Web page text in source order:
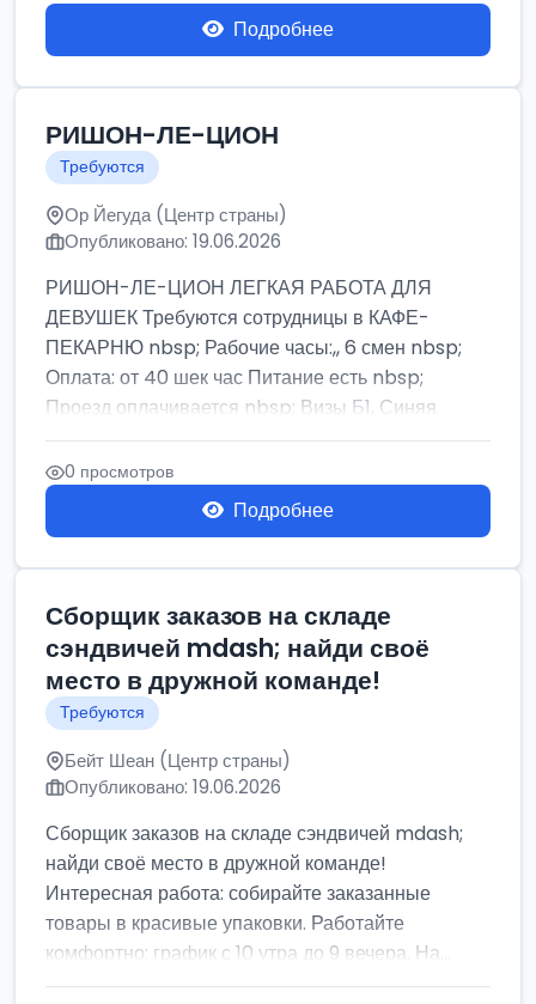
Подробнее
РИШОН-ЛЕ-ЦИОН
Требуются
Ор Йегуда (Центр страны)
Опубликовано: 19.06.2026
РИШОН-ЛЕ-ЦИОН ЛЕГКАЯ РАБОТА ДЛЯ
ДЕВУШЕК Требуются сотрудницы в КАФЕ-
ПЕКАРНЮ nbsp; Рабочие часы:,, 6 смен nbsp;
Оплата: от 40 шек час Питание есть nbsp;
Проезд оплачивается nbsp; Визы Б1, Синяя
бумага,...
0 просмотров
Подробнее
Сборщик заказов на складе
сэндвичей mdash; найди своё
место в дружной команде!
Требуются
Бейт Шеан (Центр страны)
Опубликовано: 19.06.2026
Сборщик заказов на складе сэндвичей mdash;
найди своё место в дружной команде!
Интересная работа: собирайте заказанные
товары в красивые упаковки. Работайте
комфортно: график с 10 утра до 9 вечера. На...